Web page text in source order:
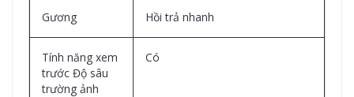
Gương Hồi trả nhanh
Tính năng xem
trước Độ sâu
trường ảnh
Có